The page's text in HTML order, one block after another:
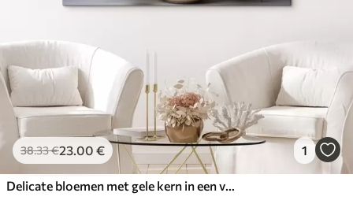
38.33€23.00 € 1
Delicate bloemen met gele kern in een vaas met patroon